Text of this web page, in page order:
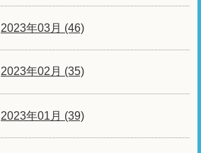
2023年03月 (46)
2023年02月 (35)
2023年01月 (39)